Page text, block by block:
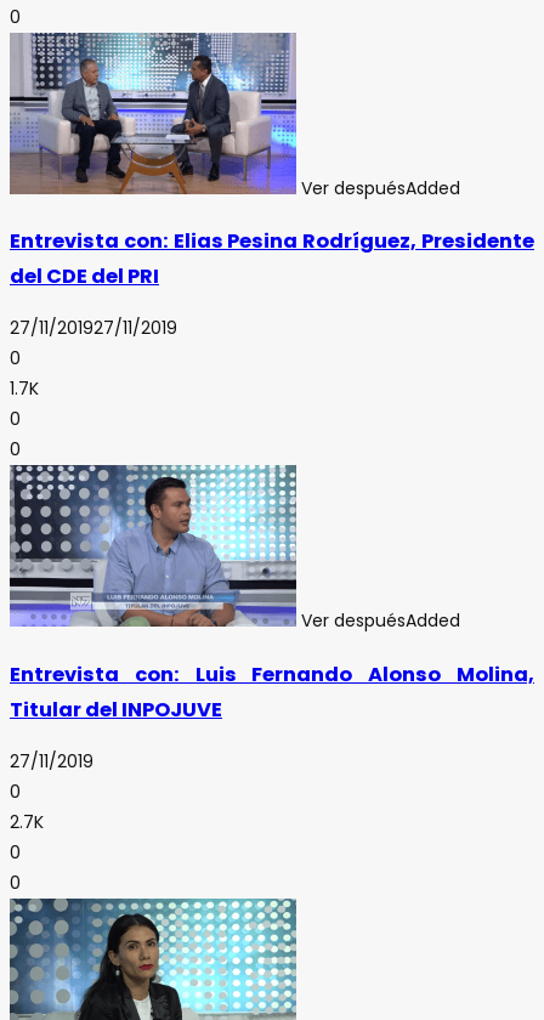
0
Ver despuésAdded
Entrevista con: Elias Pesina Rodríguez, Presidente
del CDE del PRI
27/11/201927/11/2019
0
1.7K
0
0
Ver despuésAdded
Entrevista con: Luis Fernando Alonso Molina,
Titular del INPOJUVE
27/11/2019
0
2.7K
0
0